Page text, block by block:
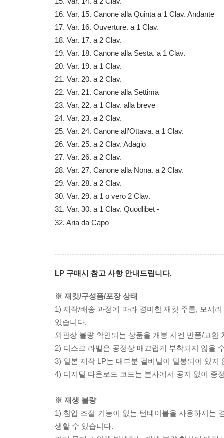
16. Var. 15. Canone alla Quinta a 1 Clav. Andante
17. Var. 16. Ouverture. a 1 Clav.
18. Var. 17. a 2 Clav.
19. Var. 18. Canone alla Sesta. a 1 Clav.
20. Var. 19. a 1 Clav.
21. Var. 20. a 2 Clav.
22. Var. 21. Canone alla Settima
23. Var. 22. a 1 Clav. alla breve
24. Var. 23. a 2 Clav.
25. Var. 24. Canone all'Ottava. a 1 Clav.
26. Var. 25. a 2 Clav. Adagio
27. Var. 26. a 2 Clav.
28. Var. 27. Canone alla Nona. a 2 Clav.
29. Var. 28. a 2 Clav.
30. Var. 29. a 1 o vero 2 Clav.
31. Var. 30. a 1 Clav. Quodlibet -
32. Aria da Capo
LP 구매시 참고 사항 안내드립니다.
※ 재킷/구성품/포장 상태
1) 제작/배송 과정에 따라 경미한 재킷 주름, 모서
있습니다.
외관상 불량 확인되는 상품을 개봉 시엔 반품/교환
2) 디스크 라벨은 공정상 매끄럽게 부착되지 않을
3) 일본 제작 LP는 대부분 겉비닐이 밀봉되어 있지
4) 디지털 다운로드 코드는 본사에서 공지 없이 증
※ 재생 불량
1) 침압 조절 기능이 없는 턴테이블을 사용하시는
생할 수 있습니다.